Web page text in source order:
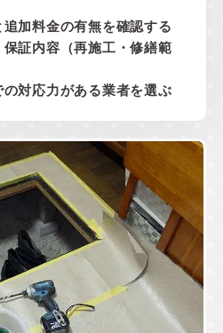
加料金の有無を確認する
証内容（再施工・修繕範
対応力がある業者を選ぶ